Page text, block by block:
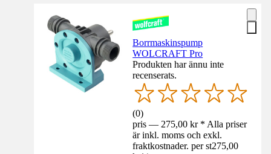
Borrmaskinspump
WOLCRAFT Pro
Produkten har ännu inte
recenserats.
(0)
pris — 275,00 kr * Alla priser
är inkl. moms och exkl.
fraktkostnader. per st275,00